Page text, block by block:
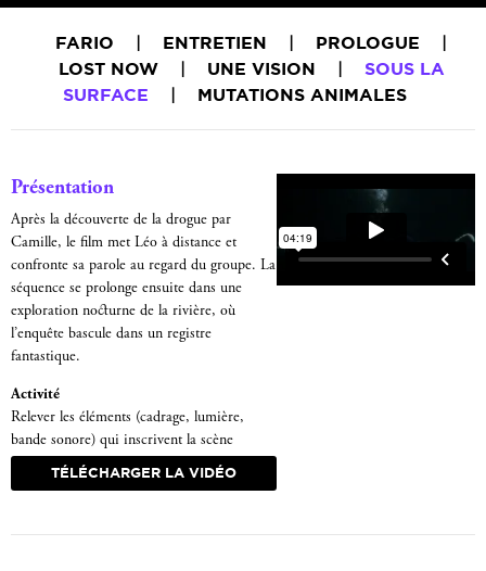
FARIO | ENTRETIEN | PROLOGUE
|
LOST NOW
| UNE VISION |
SOUS LA
SURFACE
| MUTATIONS ANIMALES
Présentation
Après la découverte de la drogue par
Camille, le film met Léo à distance et
confronte sa parole au regard du groupe. La
séquence se prolonge ensuite dans une
exploration nocturne de la rivière, où
l’enquête bascule dans un registre
fantastique.
Activité
Relever les éléments (cadrage, lumière,
bande sonore) qui inscrivent la scène
nocturne dans le registre fantastique.
TÉLÉCHARGER LA VIDÉO